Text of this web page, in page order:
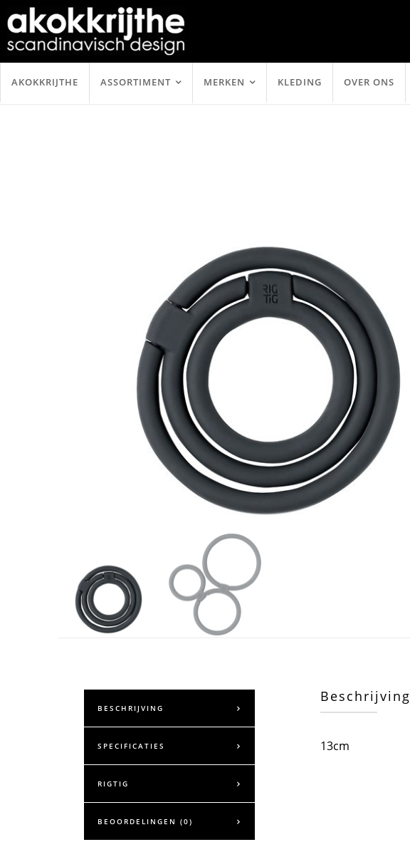
AKOKKRIJTHE ASSORTIMENT MERKEN KLEDING OVER ONS
BESCHRIJVING
SPECIFICATIES
RIGTIG
BEOORDELINGEN (0)
Beschrijving
13cm